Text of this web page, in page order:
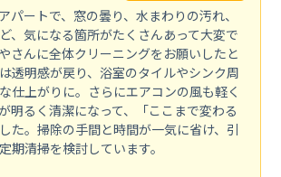
パートで、窓の曇り、水まわりの汚れ、
、気になる箇所がたくさんあって大変で
さんに全体クリーニングをお願いしたと
透明感が戻り、浴室のタイルやシンク周
仕上がりに。さらにエアコンの風も軽く
明るく清潔になって、「ここまで変わる
た。掃除の手間と時間が一気に省け、引
期清掃を検討しています。